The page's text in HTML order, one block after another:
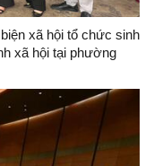
xã hội tổ chức sinh
xã hội tại phường